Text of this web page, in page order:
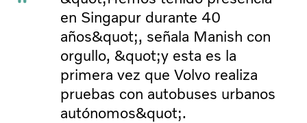
en Singapur durante 40
años&quot;, señala Manish con
orgullo, &quot;y esta es la
primera vez que Volvo realiza
pruebas con autobuses urbanos
autónomos&quot;.